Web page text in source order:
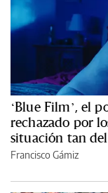
‘Blue Film’, el
rechazado por
situación tan
Francisco Gámiz